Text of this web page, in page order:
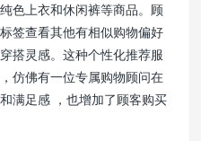
色上衣和休闲裤等商品。顾
签查看其他有相似购物偏好
搭灵感。这种个性化推荐服
仿佛有一位专属购物顾问在
满足感 ，也增加了顾客购买